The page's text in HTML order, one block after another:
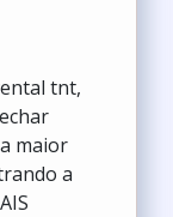
tnt,
maior
a